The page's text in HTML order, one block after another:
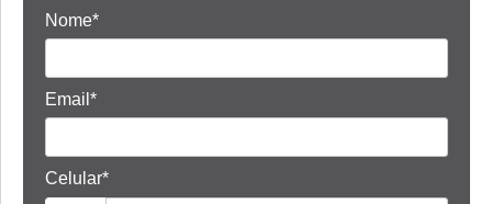
Nome*
Email*
Celular*